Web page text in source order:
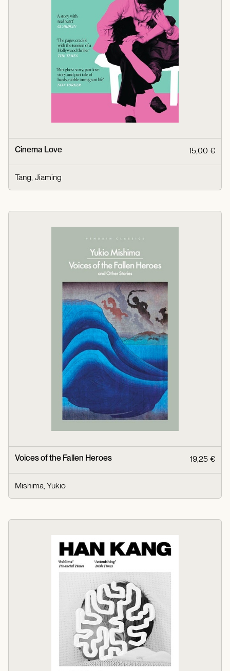
Cinema Love 15,00 €
Tang, Jiaming
Voices of the Fallen Heroes 19,25 €
Mishima, Yukio